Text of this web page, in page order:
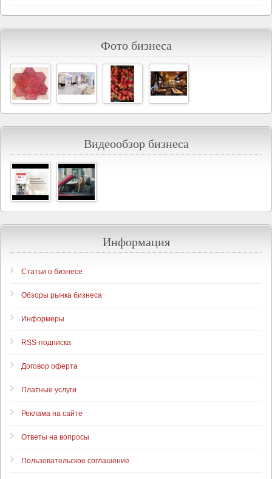
Фото бизнеса
Видеообзор бизнеса
Информация
Статьи о бизнесе
Обзоры рынка бизнеса
Информеры
RSS-подписка
Договор оферта
Платные услуги
Реклама на сайте
Ответы на вопросы
Пользовательское соглашение